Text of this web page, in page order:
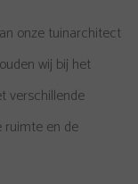
onze tuinarchitect
wij bij het
verschillende
ruimte en de